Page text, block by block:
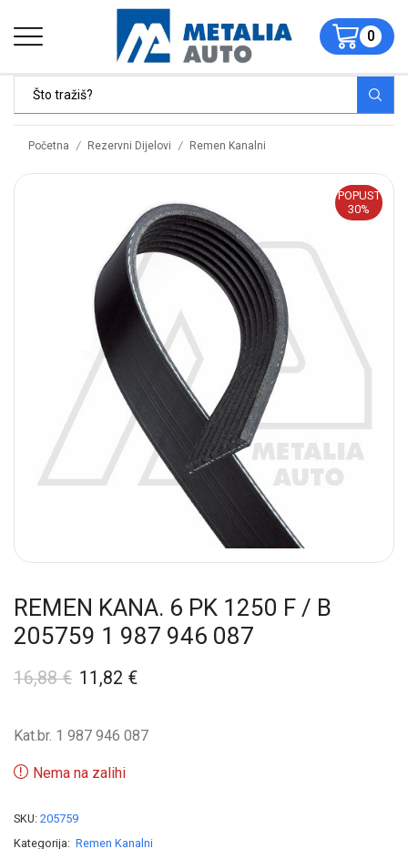
0
Početna / Rezervni Dijelovi / Remen Kanalni
POPUST
30%
REMEN KANA. 6 PK 1250 F / B
205759 1 987 946 087
16,88€ 11,82 €
Kat.br. 1 987 946 087
Nema na zalihi
SKU: 205759
Kategorija: Remen Kanalni